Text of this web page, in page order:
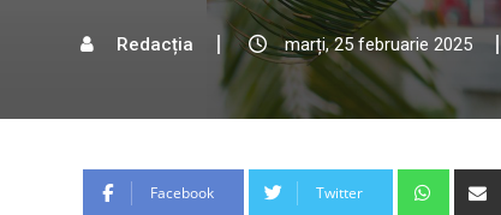
Redacția marți, 25 februarie 2025
Facebook Twitter